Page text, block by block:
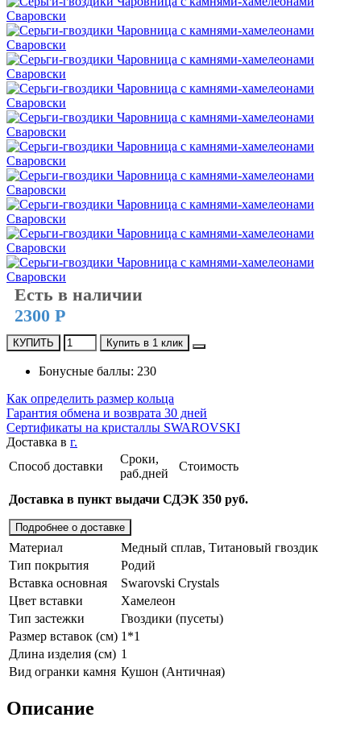
Есть в наличии
2300 Р
КУПИТЬ Купить в 1 клик
Бонусные баллы: 230
Как определить размер кольца
Гарантия обмена и возврата 30 дней
Сертификаты на кристаллы SWAROVSKI
Доставка в г.
Способ доставки
Сроки,
раб.дней
Стоимость
Доставка в пункт выдачи СДЭК 350 руб.
Подробнее о доставке
Материал
Медный сплав, Титановый гвоздик
Тип покрытия
Родий
Вставка основная
Swarovski Crystals
Цвет вставки
Хамелеон
Тип застежки
Гвоздики (пусеты)
Размер вставок (см) 1*1
Длина изделия (см) 1
Вид огранки камня Кушон (Античная)
Описание